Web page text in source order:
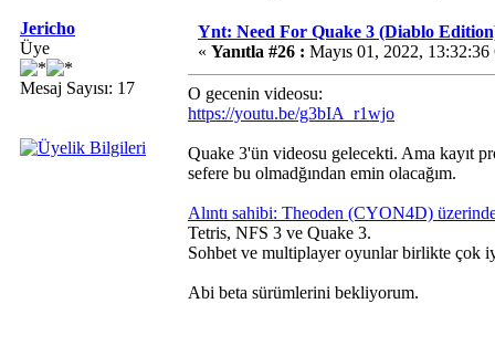
Jericho
Üye
Mesaj Sayısı: 17
Ynt: Need For Quake 3 (Diablo
« Yanıtla #26 : Mayıs 01, 2022, 13:32:36
O gecenin videosu:
https://youtu.be/g3bIA_r1wjo
Quake 3'ün videosu gelecekti. Ama kayıt
sefere bu olmadğından emin olacağım.
Alıntı sahibi: Theoden (CYON4D)
Tetris, NFS 3 ve Quake 3.
Sohbet ve multiplayer oyunlar birlikte çok
Abi beta sürümlerini bekliyorum.